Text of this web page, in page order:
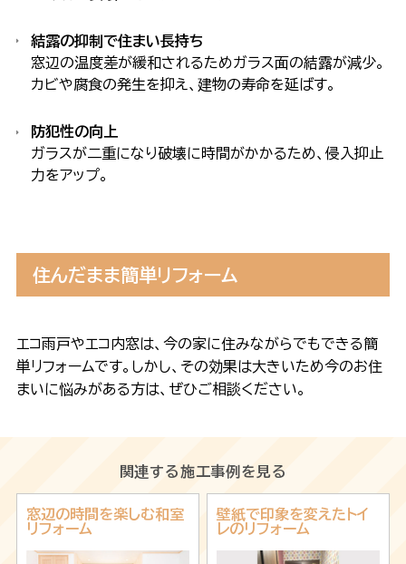
結露の抑制で住まい長持ち
窓辺の温度差が緩和されるためガラス面の結露が減少。
カビや腐食の発生を抑え、建物の寿命を延ばす。
防犯性の向上
ガラスが二重になり破壊に時間がかかるため、侵入抑止
力をアップ。
住んだまま簡単リフォーム
エコ雨戸やエコ内窓は、今の家に住みながらでもできる簡
単リフォームです。しかし、その効果は大きいため今のお住
まいに悩みがある方は、ぜひご相談ください。
関連する施工事例を見る
窓辺の時間を楽しむ和室
リフォーム
壁紙で印象を変えたトイ
レのリフォーム